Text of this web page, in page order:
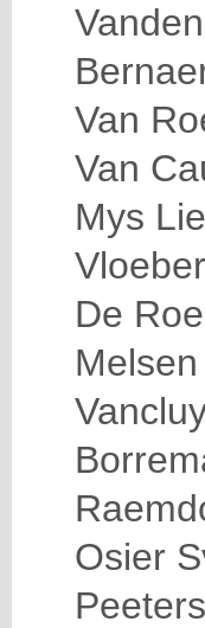
Van
Van
Mys
De
Osier